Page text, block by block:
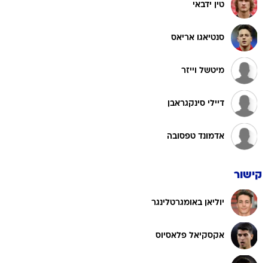
טין ידבאי
סנטיאגו אריאס
מיטשל וייזר
דיילי סינקגראבן
אדמונד טפסובה
קישור
יוליאן באומגרטלינגר
אקסקיאל פלאסיוס